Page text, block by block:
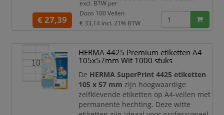
beschikt u over een ruime voorraad
voor dagelijks gebruik op kantoor, in
het magazijn, bij verzending,
productlabeling.
Dankzij het compacte formaat van
25,4 mmzijn deze Avery Zweckform
etikette
€ 27,39
excl. BTW per
Doos 100 Vellen
€ 33,14 incl. 21% BTW
HERMA 4425 Premium etiketten A4
105x57mm Wit 1000 stuks
De HERMA SuperPrint 4425 etiketten
105 x 57 mm zijn hoogwaardige
zelfklevende etiketten op A4-vellen met
permanente hechting. Deze witte